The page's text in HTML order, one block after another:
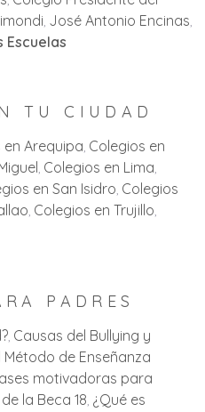
José Antonio Encinas
Escuelas
TU CIUDAD
en Arequipa Colegios en
Colegios en Lima
en San Isidro Colegios
Colegios en Trujillo
PADRES
Causas del Bullying y
Método de Enseñanza
motivadoras para
la Beca 18 ¿Qué es